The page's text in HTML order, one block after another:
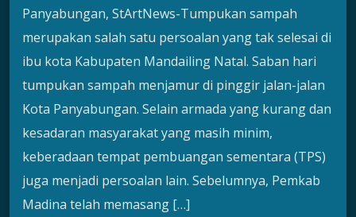
Panyabungan, StArtNews-Tumpukan sampah
merupakan salah satu persoalan yang tak selesai di
ibu kota Kabupaten Mandailing Natal. Saban hari
tumpukan sampah menjamur di pinggir jalan-jalan
Kota Panyabungan. Selain armada yang kurang dan
kesadaran masyarakat yang masih minim,
keberadaan tempat pembuangan sementara (TPS)
juga menjadi persoalan lain. Sebelumnya, Pemkab
Madina telah memasang […]